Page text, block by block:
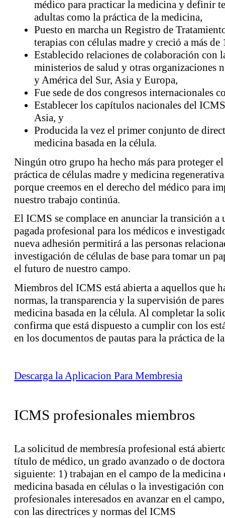
médico para practicar la medicina y definir
adultas como la práctica de la medicina,
Puesto en marcha un Registro de
terapias con células madre y creció a más de
Establecido relaciones de colaboración con
ministerios de salud y otras organizaciones
y América del Sur, Asia y Europa,
Fue sede de dos congresos internacionales
Establecer los capítulos nacionales del
Asia, y
Producida la vez el primer conjunto de
medicina basada en la célula.
Ningún otro grupo ha hecho más para proteger
práctica de células madre y medicina
porque creemos en el derecho del médico para
nuestro trabajo continúa.
El ICMS se complace en anunciar la transición a
pagada profesional para los médicos e
nueva adhesión permitirá a las personas
investigación de células de base para tomar un
el futuro de nuestro campo.
Miembros del ICMS está abierta a aquellos que
normas, la transparencia y la supervisión de
medicina basada en la célula. Al completar la
confirma que está dispuesto a cumplir con los
en los documentos de pautas para la práctica de
Descarga la Aplicacion Para Membresia
ICMS profesionales miembros
La solicitud de membresía profesional está
título de médico, un grado avanzado o de
siguiente: 1) trabajan en el campo de la medicina
medicina basada en células o la investigación
profesionales interesados ​​en avanzar en el
con las directrices y normas del ICMS